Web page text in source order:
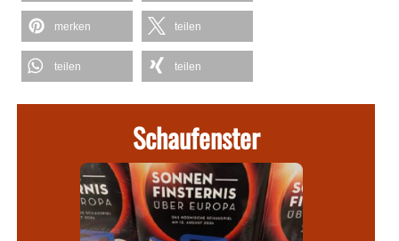
merken teilen
teilen teilen
Schaufenster